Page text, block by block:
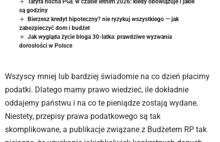
są godziny
Bierzesz kredyt hipoteczny? nie ryzykuj wszystkiego — jak
zabezpieczyć dom i budżet
Jak wygląda życie bloga 30-latka: prawdziwe wyzwania
dorosłości w Polsce
Wszyscy mniej lub bardziej świadomie na co dzień płacimy
podatki. Dlatego mamy prawo wiedzieć, ile dokładnie
oddajemy państwu i na co te pieniądze zostają wydane.
Niestety, przepisy prawa podatkowego są tak
skomplikowane, a publikacje związane z Budżetem RP tak